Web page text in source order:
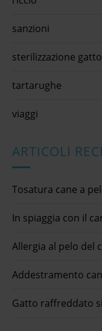
sanzioni
sterilizzazione gatto
tartarughe
viaggi
ARTICOLI
Tosatura cane a
In spiaggia con il
Allergia al pelo del
Addestramento
Gatto raffreddato